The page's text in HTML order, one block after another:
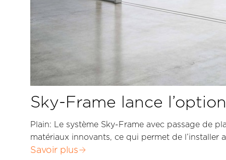
Sky-Frame lance
Plain: Le système Sky-Frame avec passage de
matériaux innovants, ce qui permet de l’installer
Savoir plus